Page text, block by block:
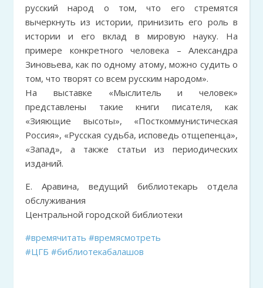
русский народ о том, что его стремятся
вычеркнуть из истории, принизить его роль в
истории и его вклад в мировую науку. На
примере конкретного человека – Александра
Зиновьева, как по одному атому, можно судить о
том, что творят со всем русским народом».
На выставке «Мыслитель и человек»
представлены такие книги писателя, как
«Зияющие высоты», «Посткоммунистическая
Россия», «Русская судьба, исповедь отщепенца»,
«Запад», а также статьи из периодических
изданий.
Е. Аравина, ведущий библиотекарь отдела
обслуживания
Центральной городской библиотеки
#времячитать #времясмотреть
#ЦГБ #библиотекабалашов